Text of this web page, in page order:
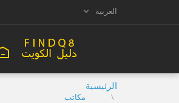
العربية
الرئيسية
مكاتب